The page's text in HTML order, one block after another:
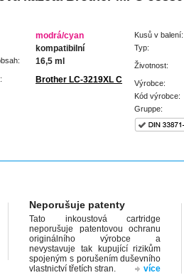
modrá/cyan
kompatibilní
16,5 ml
Brother LC-3219XL C
Kusů v balení:
Typ:
Životnost:
Výrobce:
Kód výrobce:
Gruppe:
Neporušuje patenty
Tato inkoustová cartridge
neporušuje patentovou ochranu
originálního výrobce a
nevystavuje tak kupující rizikům
spojeným s porušením duševního
vlastnictví třetích stran.
více